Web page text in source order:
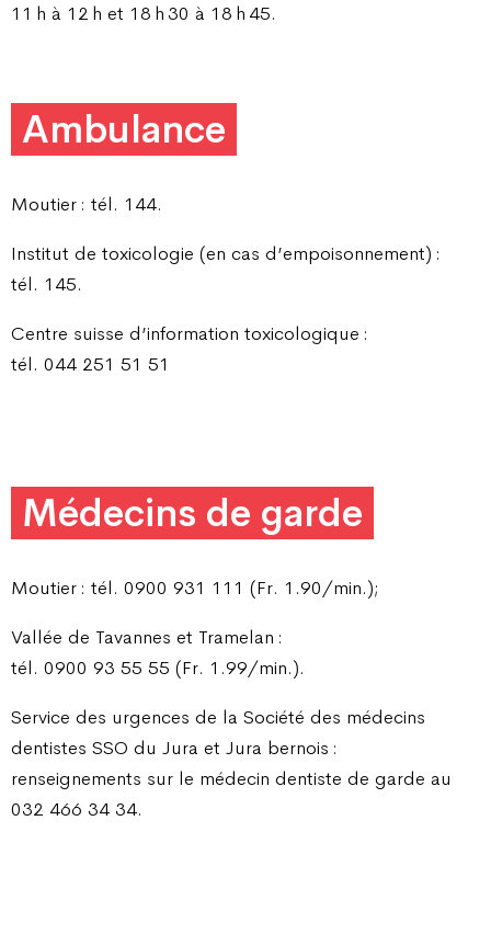
11 h à 12 h et 18 h 30 à 18 h 45.
Ambulance
Moutier : tél. 144.
Institut de toxicologie (en cas d’empoisonnement) :
tél. 145.
Centre suisse d’information toxicologique :
tél. 044 251 51 51
Médecins de garde
Moutier : tél. 0900 931 111 (Fr. 1.90/min.);
Vallée de Tavannes et Tramelan :
tél. 0900 93 55 55 (Fr. 1.99/min.).
Service des urgences de la Société des médecins
dentistes SSO du Jura et Jura bernois :
renseignements sur le médecin dentiste de garde au
032 466 34 34.